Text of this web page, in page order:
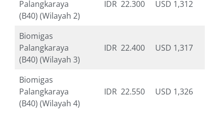
Palangkaraya
(B40) (Wilayah 2)
IDR 22.300 USD 1,312
Biomigas
Palangkaraya
(B40) (Wilayah 3)
IDR 22.400 USD 1,317
Biomigas
Palangkaraya
(B40) (Wilayah 4)
IDR 22.550 USD 1,326